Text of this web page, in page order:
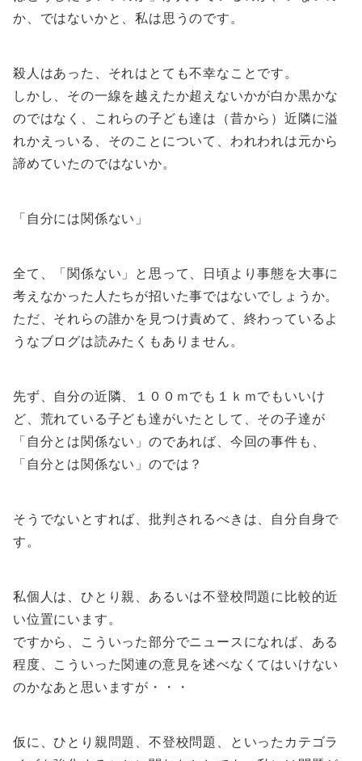
か、ではないかと、私は思うのです。
殺人はあった、それはとても不幸なことです。
しかし、その一線を越えたか超えないかが白か黒かな
のではなく、これらの子ども達は（昔から）近隣に溢
れかえっいる、そのことについて、われわれは元から
諦めていたのではないか。
「自分には関係ない」
全て、「関係ない」と思って、日頃より事態を大事に
考えなかった人たちが招いた事ではないでしょうか。
ただ、それらの誰かを見つけ責めて、終わっているよ
うなブログは読みたくもありません。
先ず、自分の近隣、１００ｍでも１ｋｍでもいいけ
ど、荒れている子ども達がいたとして、その子達が
「自分とは関係ない」のであれば、今回の事件も、
「自分とは関係ない」のでは？
そうでないとすれば、批判されるべきは、自分自身で
す。
私個人は、ひとり親、あるいは不登校問題に比較的近
い位置にいます。
ですから、こういった部分でニュースになれば、ある
程度、こういった関連の意見を述べなくてはいけない
のかなあと思いますが・・・
仮に、ひとり親問題、不登校問題、といったカテゴラ